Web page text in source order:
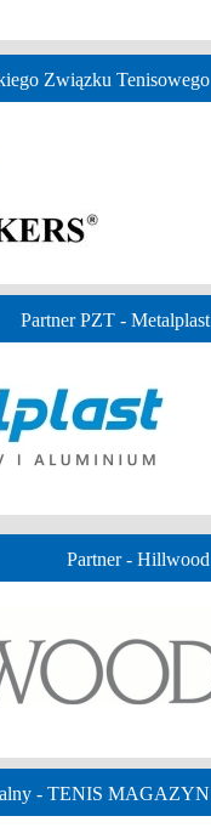
Związku Tenisowego
Partner PZT - Metalplast
Partner - Hillwood
- TENIS MAGAZYN